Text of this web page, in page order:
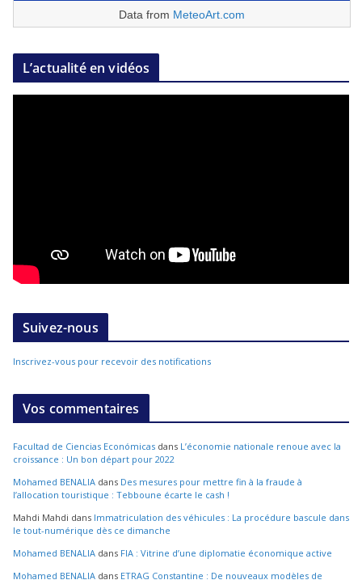
Data from MeteoArt.com
L’actualité en vidéos
Suivez-nous
Inscrivez-vous pour recevoir des notifications
Vos commentaires
Facultad de Ciencias Económicas dans L’économie nationale renoue avec la
croissance : Un bon départ pour 2022
Mohamed BENALIA dans Des mesures pour mettre fin à la fraude à
l’allocation touristique : Tebboune écarte le cash !
Mahdi Mahdi dans Immatriculation des véhicules : La procédure bascule dans
le tout-numérique dès ce dimanche
Mohamed BENALIA dans FIA : Vitrine d’une diplomatie économique active
Mohamed BENALIA dans ETRAG Constantine : De nouveaux modèles de